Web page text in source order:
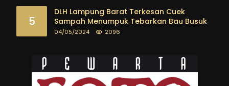
5
DLH Lampung Barat Terkesan Cuek
Sampah Menumpuk Tebarkan Bau Busuk
04/05/2024 2096